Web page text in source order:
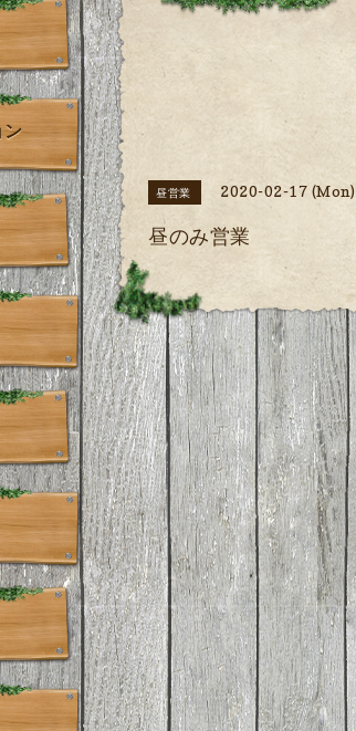
昼営業 2020-02-17 (Mon)
昼のみ営業
ン